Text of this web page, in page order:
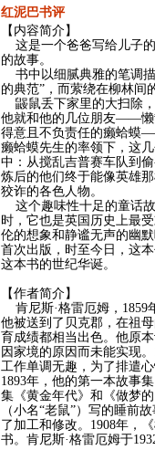
红泥巴书评
【内容简介】
这是一个爸爸写给儿子
的故事。
书中以细腻典雅的笔调
的典范”，而萦绕在柳林间
鼹鼠丢下家里的大扫除，
他就和他的几位朋友——懒
得意且不负责任的癞蛤蟆
癞蛤蟆先生的率领下，这
中：从搅乱吉普赛车队到
炼后的他们终于能像英雄
狡诈的各色人物。
这个趣味性十足的童话
时，它也是英国历史上最
伦的想象和静谧无声的幽
首次出版，时至今日，这
这本书的世纪华诞。
【作者简介】
肯尼斯·格雷厄姆，1859
他被送到了贝克郡，在祖
育成绩都相当出色。他原
因家境的原因而未能实现
工作单调无趣，为了排遣
1893年，他的第一本故事
集《黄金年代》和《做梦
（小名“老鼠”）写的睡前
了加工和修改。1908年，
书。肯尼斯·格雷厄姆于